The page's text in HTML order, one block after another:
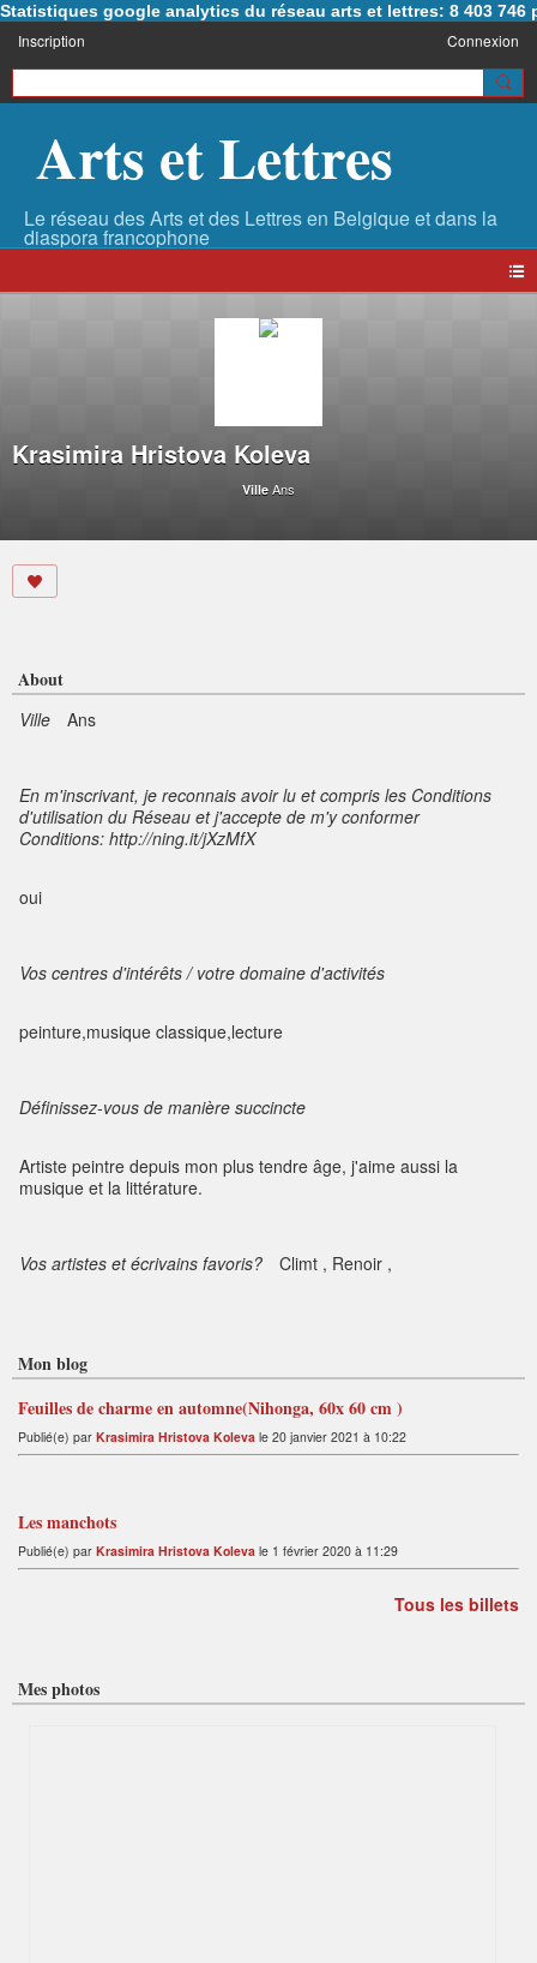
Statistiques google analytics du réseau arts et lettres: 8 403 746
Inscription Connexion
Arts et Lettres
Krasimira Hristova Koleva
Ville Ans
About
Ville Ans
En m'inscrivant, je reconnais avoir lu et compris les Conditions
d'utilisation du Réseau et j'accepte de m'y conformer
Conditions: http://ning.it/jXzMfX
oui
Vos centres d'intérêts / votre domaine d'activités
peinture,musique classique,lecture
Définissez-vous de manière succincte
Artiste peintre depuis mon plus tendre âge, j'aime aussi la
musique et la littérature.
Vos artistes et écrivains favoris? Climt , Renoir ,
Mon blog
Feuilles de charme en automne(Nihonga, 60x 60 cm )
Publié(e) par Krasimira Hristova Koleva le 20 janvier 2021 à 10:22
Les manchots
Publié(e) par Krasimira Hristova Koleva le 1 février 2020 à 11:29
Tous les billets
Mes photos